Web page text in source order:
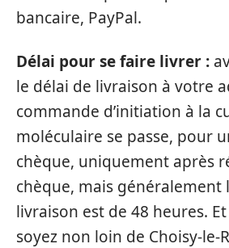
bancaire, PayPal.
Délai pour se faire livrer :
le délai de livraison à votre
commande d’initiation à la
moléculaire se passe, pour
chèque, uniquement après
chèque, mais généralement
livraison est de 48 heures.
soyez non loin de Choisy-le-